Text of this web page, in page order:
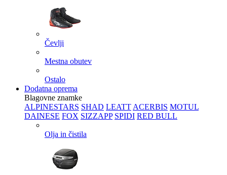
Čevlji
Mestna obutev
Ostalo
Dodatna oprema
Blagovne znamke
ALPINESTARS SHAD LEATT ACERBIS MOTUL
DAINESE FOX SIZZAPP SPIDI RED BULL
Olja in čistila